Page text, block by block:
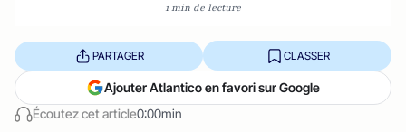
1 min de lecture
Écoutez cet article0:00min
PARTAGER CLASSER
Ajouter Atlantico en favori sur Google